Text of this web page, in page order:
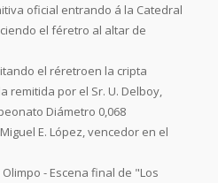
oficial entrando á la Catedral
el féretro al altar de
el réretroen la cripta
remitida por el Sr. U. Delboy,
Diámetro 0,068
E. López, vencedor en el
- Escena final de "Los